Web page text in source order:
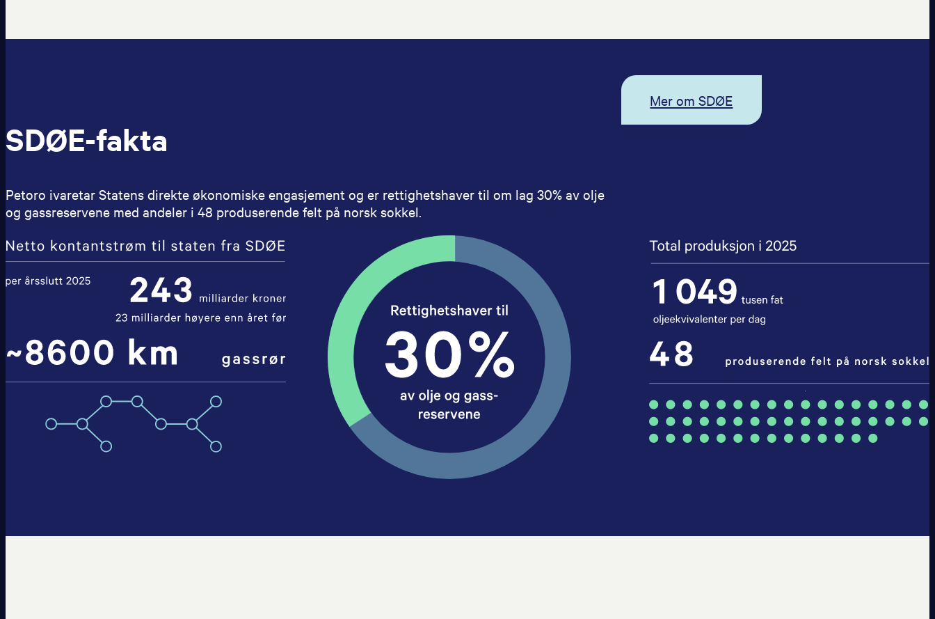
SDØE-fakta
Petoro ivaretar Statens direkte økonomiske engasjement og er rettighetshaver til om lag 30% av olje
og gassreservene med andeler i 48 produserende felt på norsk sokkel.
Mer om SDØE